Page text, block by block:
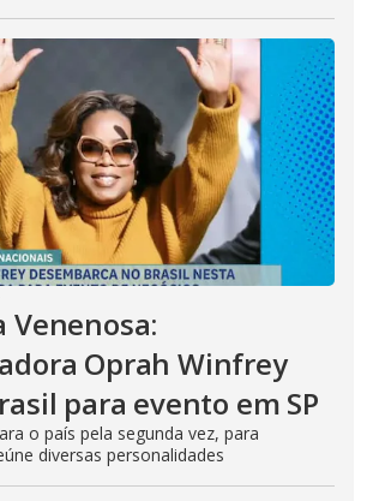
Venenosa:
Oprah Winfrey
para evento em SP
o país pela segunda vez, para
diversas personalidades